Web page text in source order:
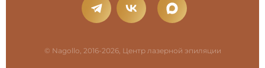
© Nagollo, 2016-2026, Центр лазерной эпиляции